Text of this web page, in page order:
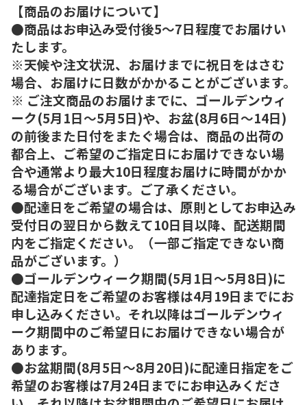
【商品のお届けについて】
●商品はお申込み受付後5～7日程度でお届けい
たします。
※天候や注文状況、お届けまでに祝日をはさむ
場合、お届けに日数がかかることがございます。
※ ご注文商品のお届けまでに、ゴールデンウィ
ーク(5月1日～5月5日)や、お盆(8月6日～14日)
の前後また日付をまたぐ場合は、商品の出荷の
都合上、ご希望のご指定日にお届けできない場
合や通常より最大10日程度お届けに時間がかか
る場合がございます。ご了承ください。
●配達日をご希望の場合は、原則としてお申込み
受付日の翌日から数えて10日目以降、配送期間
内をご指定ください。（一部ご指定できない商
品がございます。）
●ゴールデンウィーク期間(5月1日～5月8日)に
配達指定日をご希望のお客様は4月19日までにお
申し込みください。それ以降はゴールデンウィ
ーク期間中のご希望日にお届けできない場合が
あります。
●お盆期間(8月5日～8月20日)に配達日指定をご
希望のお客様は7月24日までにお申込みくださ